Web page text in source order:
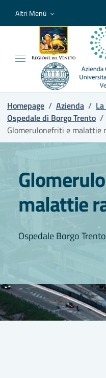
Altri Menù
Homepage / Azienda /
Ospedale di Borgo Trento /
Glomerulonefriti e malattie
malattie
Ospedale Borgo Trento